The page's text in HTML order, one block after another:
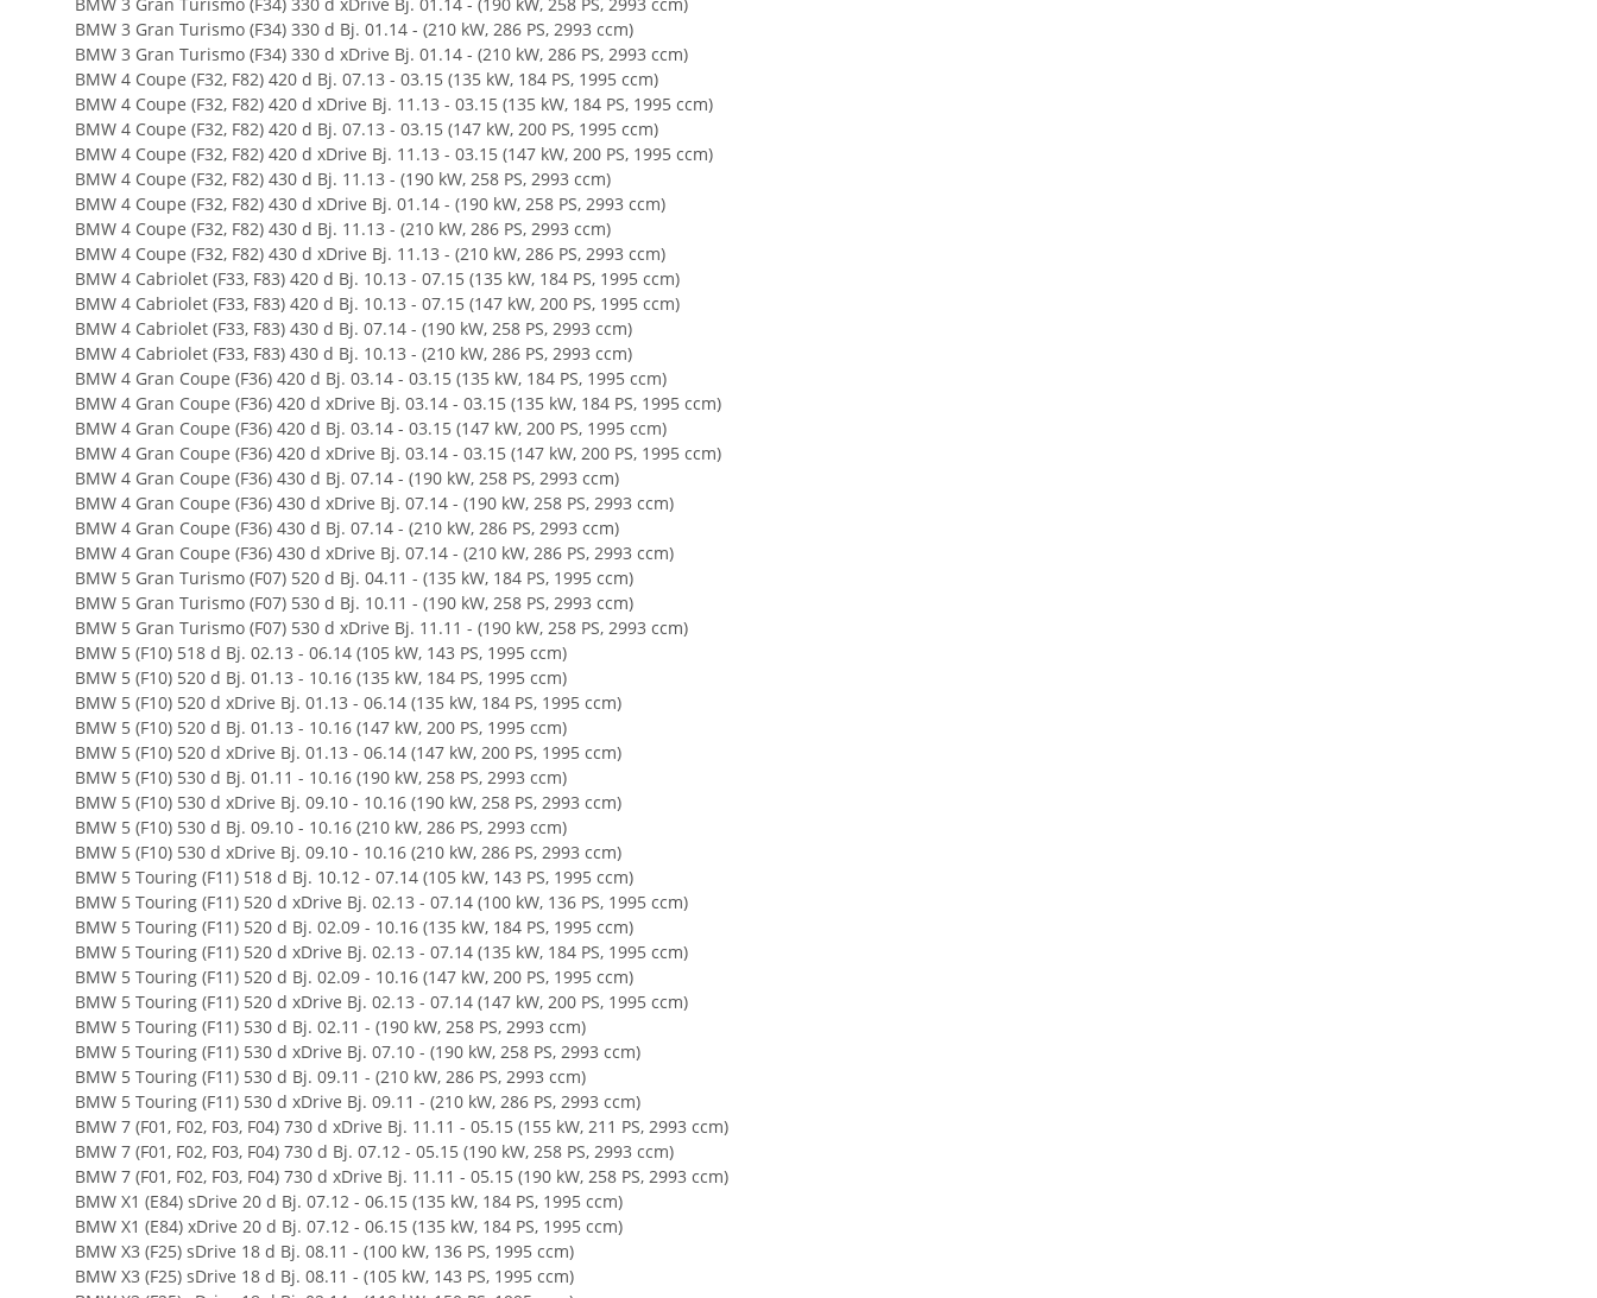
BMW 3 Gran Turismo (F34) 330 d xDrive Bj. 01.14 - (190 kW, 258 PS, 2993 ccm)
BMW 3 Gran Turismo (F34) 330 d Bj. 01.14 - (210 kW, 286 PS, 2993 ccm)
BMW 3 Gran Turismo (F34) 330 d xDrive Bj. 01.14 - (210 kW, 286 PS, 2993 ccm)
BMW 4 Coupe (F32, F82) 420 d Bj. 07.13 - 03.15 (135 kW, 184 PS, 1995 ccm)
BMW 4 Coupe (F32, F82) 420 d xDrive Bj. 11.13 - 03.15 (135 kW, 184 PS, 1995 ccm)
BMW 4 Coupe (F32, F82) 420 d Bj. 07.13 - 03.15 (147 kW, 200 PS, 1995 ccm)
BMW 4 Coupe (F32, F82) 420 d xDrive Bj. 11.13 - 03.15 (147 kW, 200 PS, 1995 ccm)
BMW 4 Coupe (F32, F82) 430 d Bj. 11.13 - (190 kW, 258 PS, 2993 ccm)
BMW 4 Coupe (F32, F82) 430 d xDrive Bj. 01.14 - (190 kW, 258 PS, 2993 ccm)
BMW 4 Coupe (F32, F82) 430 d Bj. 11.13 - (210 kW, 286 PS, 2993 ccm)
BMW 4 Coupe (F32, F82) 430 d xDrive Bj. 11.13 - (210 kW, 286 PS, 2993 ccm)
BMW 4 Cabriolet (F33, F83) 420 d Bj. 10.13 - 07.15 (135 kW, 184 PS, 1995 ccm)
BMW 4 Cabriolet (F33, F83) 420 d Bj. 10.13 - 07.15 (147 kW, 200 PS, 1995 ccm)
BMW 4 Cabriolet (F33, F83) 430 d Bj. 07.14 - (190 kW, 258 PS, 2993 ccm)
BMW 4 Cabriolet (F33, F83) 430 d Bj. 10.13 - (210 kW, 286 PS, 2993 ccm)
BMW 4 Gran Coupe (F36) 420 d Bj. 03.14 - 03.15 (135 kW, 184 PS, 1995 ccm)
BMW 4 Gran Coupe (F36) 420 d xDrive Bj. 03.14 - 03.15 (135 kW, 184 PS, 1995 ccm)
BMW 4 Gran Coupe (F36) 420 d Bj. 03.14 - 03.15 (147 kW, 200 PS, 1995 ccm)
BMW 4 Gran Coupe (F36) 420 d xDrive Bj. 03.14 - 03.15 (147 kW, 200 PS, 1995 ccm)
BMW 4 Gran Coupe (F36) 430 d Bj. 07.14 - (190 kW, 258 PS, 2993 ccm)
BMW 4 Gran Coupe (F36) 430 d xDrive Bj. 07.14 - (190 kW, 258 PS, 2993 ccm)
BMW 4 Gran Coupe (F36) 430 d Bj. 07.14 - (210 kW, 286 PS, 2993 ccm)
BMW 4 Gran Coupe (F36) 430 d xDrive Bj. 07.14 - (210 kW, 286 PS, 2993 ccm)
BMW 5 Gran Turismo (F07) 520 d Bj. 04.11 - (135 kW, 184 PS, 1995 ccm)
BMW 5 Gran Turismo (F07) 530 d Bj. 10.11 - (190 kW, 258 PS, 2993 ccm)
BMW 5 Gran Turismo (F07) 530 d xDrive Bj. 11.11 - (190 kW, 258 PS, 2993 ccm)
BMW 5 (F10) 518 d Bj. 02.13 - 06.14 (105 kW, 143 PS, 1995 ccm)
BMW 5 (F10) 520 d Bj. 01.13 - 10.16 (135 kW, 184 PS, 1995 ccm)
BMW 5 (F10) 520 d xDrive Bj. 01.13 - 06.14 (135 kW, 184 PS, 1995 ccm)
BMW 5 (F10) 520 d Bj. 01.13 - 10.16 (147 kW, 200 PS, 1995 ccm)
BMW 5 (F10) 520 d xDrive Bj. 01.13 - 06.14 (147 kW, 200 PS, 1995 ccm)
BMW 5 (F10) 530 d Bj. 01.11 - 10.16 (190 kW, 258 PS, 2993 ccm)
BMW 5 (F10) 530 d xDrive Bj. 09.10 - 10.16 (190 kW, 258 PS, 2993 ccm)
BMW 5 (F10) 530 d Bj. 09.10 - 10.16 (210 kW, 286 PS, 2993 ccm)
BMW 5 (F10) 530 d xDrive Bj. 09.10 - 10.16 (210 kW, 286 PS, 2993 ccm)
BMW 5 Touring (F11) 518 d Bj. 10.12 - 07.14 (105 kW, 143 PS, 1995 ccm)
BMW 5 Touring (F11) 520 d xDrive Bj. 02.13 - 07.14 (100 kW, 136 PS, 1995 ccm)
BMW 5 Touring (F11) 520 d Bj. 02.09 - 10.16 (135 kW, 184 PS, 1995 ccm)
BMW 5 Touring (F11) 520 d xDrive Bj. 02.13 - 07.14 (135 kW, 184 PS, 1995 ccm)
BMW 5 Touring (F11) 520 d Bj. 02.09 - 10.16 (147 kW, 200 PS, 1995 ccm)
BMW 5 Touring (F11) 520 d xDrive Bj. 02.13 - 07.14 (147 kW, 200 PS, 1995 ccm)
BMW 5 Touring (F11) 530 d Bj. 02.11 - (190 kW, 258 PS, 2993 ccm)
BMW 5 Touring (F11) 530 d xDrive Bj. 07.10 - (190 kW, 258 PS, 2993 ccm)
BMW 5 Touring (F11) 530 d Bj. 09.11 - (210 kW, 286 PS, 2993 ccm)
BMW 5 Touring (F11) 530 d xDrive Bj. 09.11 - (210 kW, 286 PS, 2993 ccm)
BMW 7 (F01, F02, F03, F04) 730 d xDrive Bj. 11.11 - 05.15 (155 kW, 211 PS, 2993 ccm)
BMW 7 (F01, F02, F03, F04) 730 d Bj. 07.12 - 05.15 (190 kW, 258 PS, 2993 ccm)
BMW 7 (F01, F02, F03, F04) 730 d xDrive Bj. 11.11 - 05.15 (190 kW, 258 PS, 2993 ccm)
BMW X1 (E84) sDrive 20 d Bj. 07.12 - 06.15 (135 kW, 184 PS, 1995 ccm)
BMW X1 (E84) xDrive 20 d Bj. 07.12 - 06.15 (135 kW, 184 PS, 1995 ccm)
BMW X3 (F25) sDrive 18 d Bj. 08.11 - (100 kW, 136 PS, 1995 ccm)
BMW X3 (F25) sDrive 18 d Bj. 08.11 - (105 kW, 143 PS, 1995 ccm)